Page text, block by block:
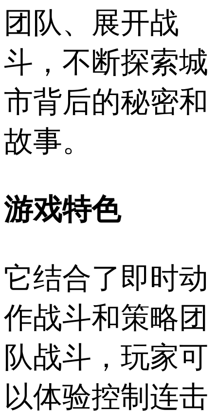
团队、展开战
斗，不断探索城
市背后的秘密和
故事。
游戏特色
它结合了即时动
作战斗和策略团
队战斗，玩家可
以体验控制连击